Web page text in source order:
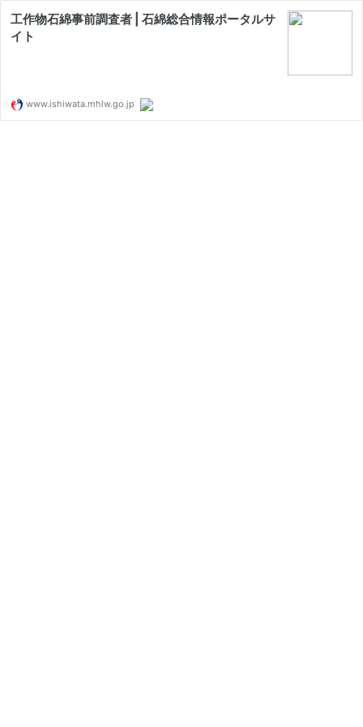
工作物石綿事前調査者 | 石綿総合情報ポータルサ
イト
www.ishiwata.mhlw.go.jp